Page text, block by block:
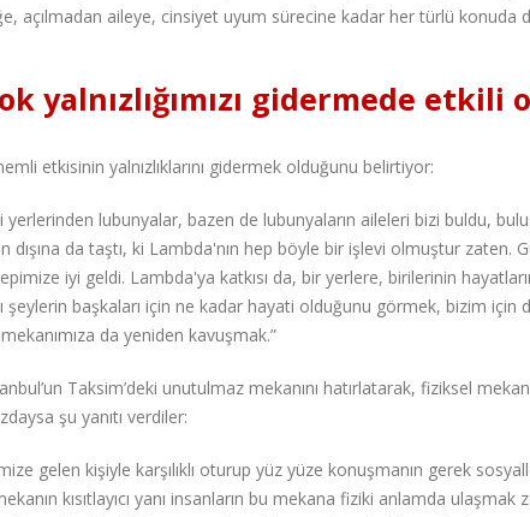
açılmadan aileye, cinsiyet uyum sürecine kadar her türlü konuda
yalnızlığımızı gidermede etkili
etkisinin yalnızlıklarını gidermek olduğunu belirtiyor:
yerlerinden lubunyalar, bazen de lubunyaların aileleri bizi buldu,
dışına da taştı, ki Lambda'nın hep böyle bir işlevi olmuştur zaten.
iyi geldi. Lambda'ya katkısı da, bir yerlere, birilerinin
şeylerin başkaları için ne kadar hayati olduğunu görmek, bizim için
da yeniden kavuşmak.”
Taksim’deki unutulmaz mekanını hatırlatarak, fiziksel
şu yanıtı verdiler:
gelen kişiyle karşılıklı oturup yüz yüze konuşmanın gerek
kısıtlayıcı yanı insanların bu mekana fiziki anlamda ulaşmak